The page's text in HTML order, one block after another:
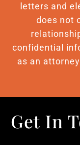
letters and
does not
confidential
as an
Get In